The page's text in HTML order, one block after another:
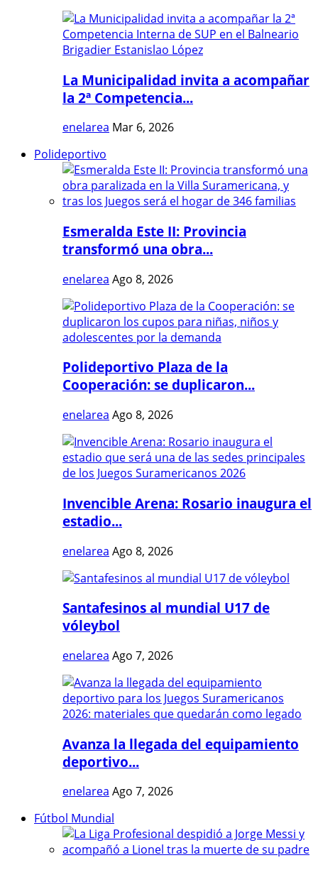
La Municipalidad invita a acompañar
la 2ª Competencia...
enelarea Mar 6, 2026
Polideportivo
Esmeralda Este II: Provincia
transformó una obra...
enelarea Ago 8, 2026
Polideportivo Plaza de la
Cooperación: se duplicaron...
enelarea Ago 8, 2026
Invencible Arena: Rosario inaugura el
estadio...
enelarea Ago 8, 2026
Santafesinos al mundial U17 de
vóleybol
enelarea Ago 7, 2026
Avanza la llegada del equipamiento
deportivo...
enelarea Ago 7, 2026
Fútbol Mundial